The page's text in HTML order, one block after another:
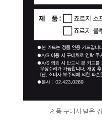
제품 구매시 받은